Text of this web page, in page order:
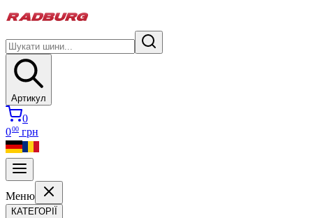
Артикул
0
000 грн
Меню
КАТЕГОРІЇ